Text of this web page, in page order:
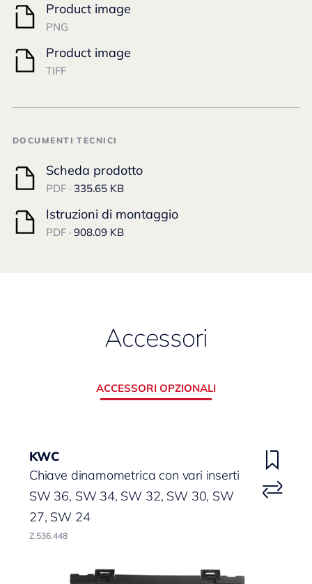
Product image
PNG
Product image
TIFF
DOCUMENTI TECNICI
Scheda prodotto
PDF · 335.65 KB
Istruzioni di montaggio
PDF · 908.09 KB
Accessori
ACCESSORI OPZIONALI
KWC
Chiave dinamometrica con vari inserti
SW 36, SW 34, SW 32, SW 30, SW
27, SW 24
Z.536.448